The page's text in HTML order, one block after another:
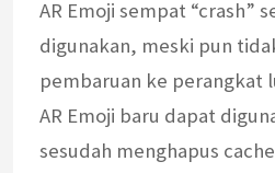
AR Emoji sempat “crash”
digunakan, meski pun
pembaruan ke perangkat
AR Emoji baru dapat
sesudah menghapus